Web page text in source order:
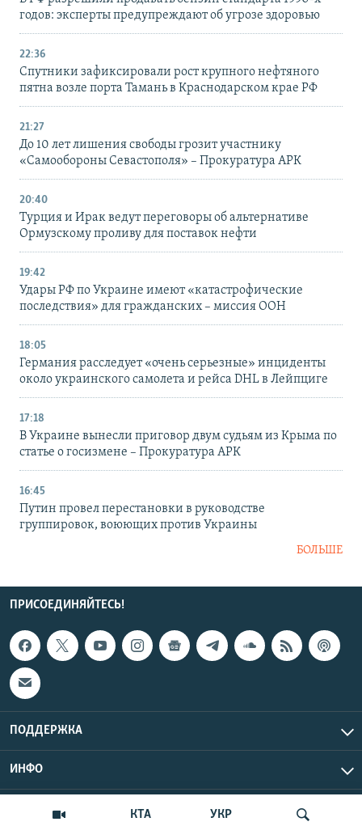
КТА УКР
годов: эксперты предупреждают об угрозе здоровью
22:36
Спутники зафиксировали рост крупного нефтяного
пятна возле порта Тамань в Краснодарском крае РФ
21:27
До 10 лет лишения свободы грозит участнику
«Самообороны Севастополя» – Прокуратура АРК
20:40
Турция и Ирак ведут переговоры об альтернативе
Ормузскому проливу для поставок нефти
19:42
Удары РФ по Украине имеют «катастрофические
последствия» для гражданских – миссия ООН
18:05
Германия расследует «очень серьезные» инциденты
около украинского самолета и рейса DHL в Лейпциге
17:18
В Украине вынесли приговор двум судьям из Крыма по
статье о госизмене – Прокуратура АРК
16:45
Путин провел перестановки в руководстве
группировок, воюющих против Украины
БОЛЬШЕ
ПРИСОЕДИНЯЙТЕСЬ!
ПОДДЕРЖКА
ИНФО
Copyright Крым.Реалии, 2026 | Все права защищены.
UTC+3